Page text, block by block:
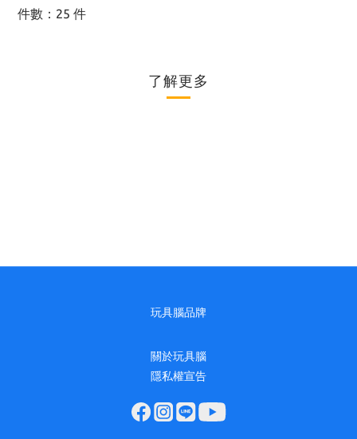
件數：25 件
了解更多
玩具腦品牌
關於玩具腦
隱私權宣告